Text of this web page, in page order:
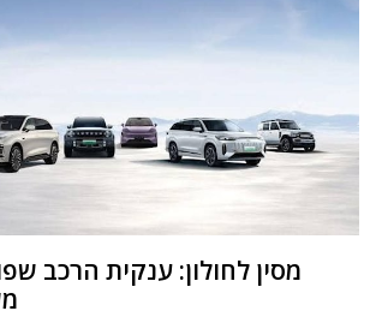
מסין לחולון: ענקית הרכב